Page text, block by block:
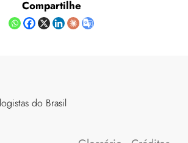
Compartilhe
do Brasil